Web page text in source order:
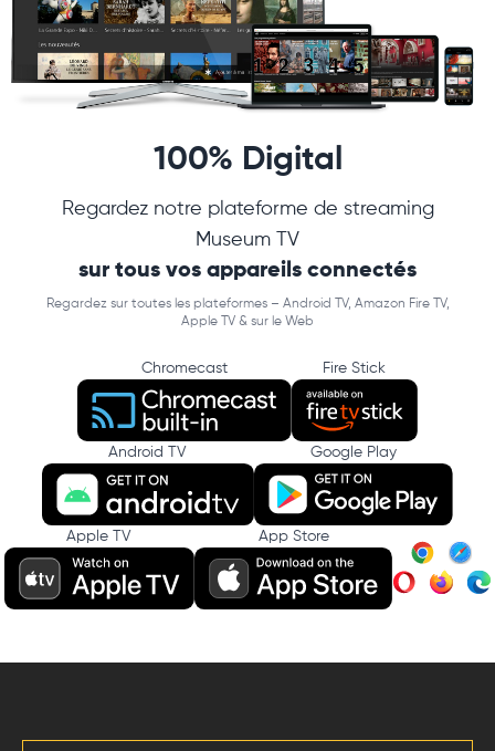
100% Digital
Regardez notre plateforme de streaming
Museum TV
sur tous vos appareils connectés
Regardez sur toutes les plateformes – Android TV, Amazon Fire TV,
Apple TV & sur le Web
Chromecast Fire Stick
Android TV Google Play
Apple TV App Store